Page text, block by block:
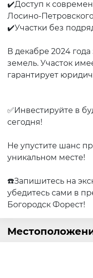
✔️Доступ к
Лосино-
✔️Участки без
В декабре 2024
земель. Участок
гарантирует
✅Инвестируйте в
сегодня!
Не упустите шанс
уникальном месте!
☎️Запишитесь на
убедитесь сами в
Богородск Форест!